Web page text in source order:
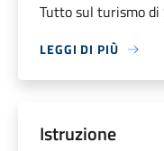
Tutto sul turismo di
LEGGI DI PIÙ
Istruzione